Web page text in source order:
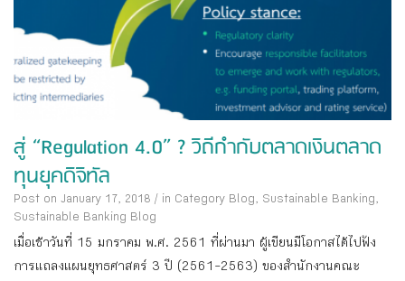
สู่ “Regulation 4.0” ? วิถีกำกับตลาดเงินตลาด
ทุนยุคดิจิทัล
Post on January 17, 2018 / in Category Blog, Sustainable Banking,
Sustainable Banking Blog
เมื่อเช้าวันที่ 15 มกราคม พ.ศ. 2561 ที่ผ่านมา ผู้เขียนมีโอกาสได้ไปฟัง
การแถลงแผนยุทธศาสตร์ 3 ปี (2561-2563) ของสำนักงานคณะ